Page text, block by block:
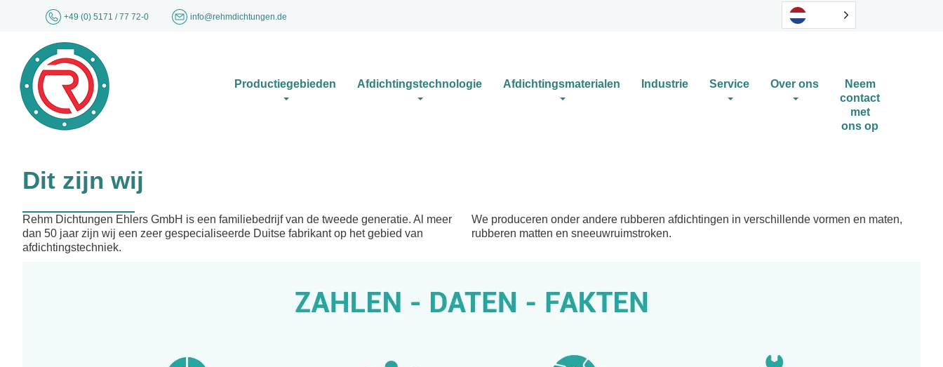
+49 (0) 5171 / 77 72-0 info@rehmdichtungen.de
Productiegebieden Afdichtingstechnologie Afdichtingsmaterialen Industrie Service Over ons
Neem
contact
met
ons op
Dit zijn wij
Rehm Dichtungen Ehlers GmbH is een familiebedrijf van de tweede generatie. Al meer
dan 50 jaar zijn wij een zeer gespecialiseerde Duitse fabrikant op het gebied van
afdichtingstechniek.
We produceren onder andere rubberen afdichtingen in verschillende vormen en maten,
rubberen matten en sneeuwruimstroken.